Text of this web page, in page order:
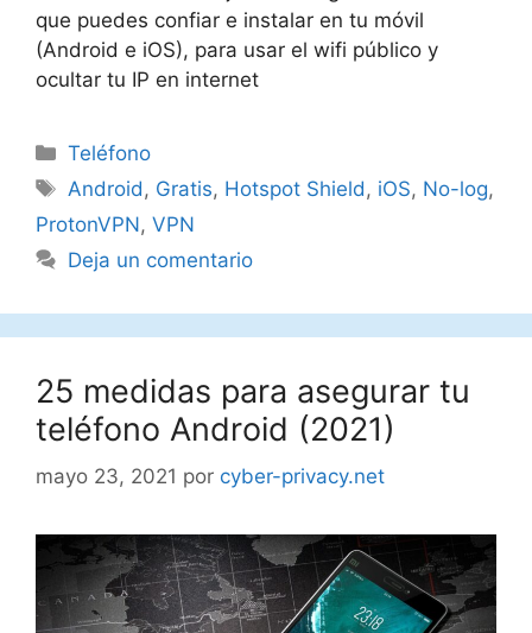
que puedes confiar e instalar en tu móvil
(Android e iOS), para usar el wifi público y
ocultar tu IP en internet
Categorías
Teléfono
Etiquetas
Android , Gratis, Hotspot Shield , iOS, No-log,
ProtonVPN, VPN
Deja un comentario
25 medidas para asegurar tu
teléfono Android (2021)
mayo 23, 2021 por cyber-privacy.net